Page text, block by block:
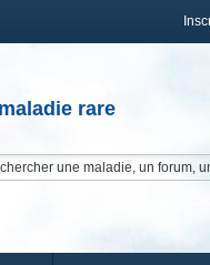
rare